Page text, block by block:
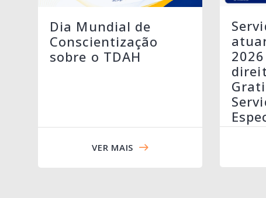
Dia Mundial de
Conscientização
sobre o TDAH
VER MAIS